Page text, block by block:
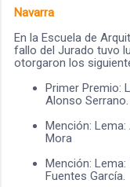
Navarra
En la Escuela de
fallo del Jurado tuvo
otorgaron los
Primer Premio:
Alonso Serrano.
Mención:
Mora
Mención:
Fuentes García.